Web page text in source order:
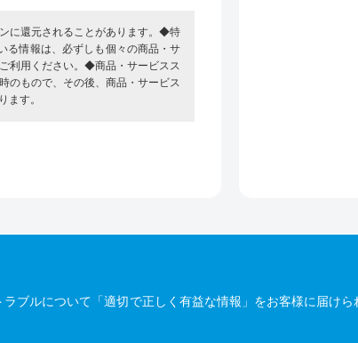
に還元されることがあります。◆特
る情報は、必ずしも個々の商品・サ
利用ください。◆商品・サービスス
のもので、その後、商品・サービス
ます。
ルについて「適切で正しく有益な情報」をお客様に届けら